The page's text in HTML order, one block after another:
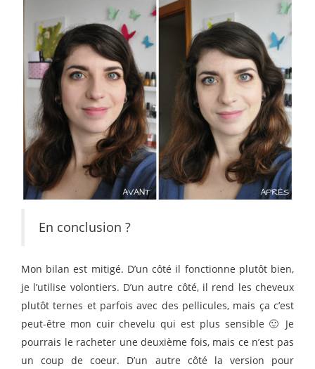
En conclusion ?
Mon bilan est mitigé. D’un côté il fonctionne plutôt bien,
je l’utilise volontiers. D’un autre côté, il rend les cheveux
plutôt ternes et parfois avec des pellicules, mais ça c’est
peut-être mon cuir chevelu qui est plus sensible 🙂 Je
pourrais le racheter une deuxième fois, mais ce n’est pas
un coup de coeur. D’un autre côté la version pour